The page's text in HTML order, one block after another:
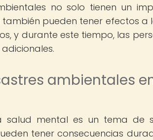
no solo tienen un
pueden tener efectos a
y durante este tiempo, las
ambientales
salud mental es un tema de
tener consecuencias